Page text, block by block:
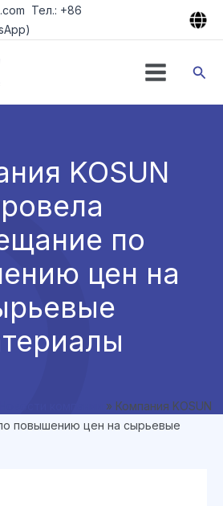
Тел.: +86
KOSUN
по
цен на
» Компания KOSUN
повышению цен на сырьевые